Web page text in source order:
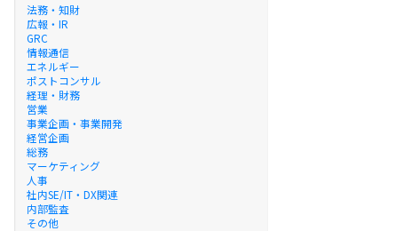
法務・知財
広報・IR
GRC
情報通信
エネルギー
ポストコンサル
経理・財務
営業
事業企画・事業開発
経営企画
総務
マーケティング
人事
社内SE/IT・DX関連
内部監査
その他